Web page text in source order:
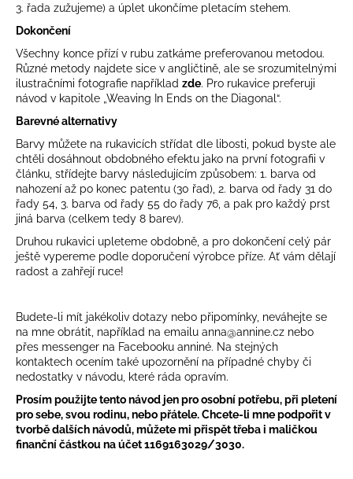
3. řada zužujeme) a úplet ukončíme pletacím stehem.
Dokončení
Všechny konce přízí v rubu zatkáme preferovanou metodou.
Různé metody najdete sice v angličtině, ale se srozumitelnými
ilustračními fotografie například zde. Pro rukavice preferuji
návod v kapitole „Weaving In Ends on the Diagonal“.
Barevné alternativy
Barvy můžete na rukavicích střídat dle libosti, pokud byste ale
chtěli dosáhnout obdobného efektu jako na první fotografii v
článku, střídejte barvy následujícím způsobem: 1. barva od
nahození až po konec patentu (30 řad), 2. barva od řady 31 do
řady 54, 3. barva od řady 55 do řady 76, a pak pro každý prst
jiná barva (celkem tedy 8 barev).
Druhou rukavici upleteme obdobně, a pro dokončení celý pár
ještě vypereme podle doporučení výrobce příze. Ať vám dělají
radost a zahřejí ruce!
Budete-li mít jakékoliv dotazy nebo připomínky, neváhejte se
na mne obrátit, například na emailu anna@annine.cz nebo
přes messenger na Facebooku anniné. Na stejných
kontaktech ocením také upozornění na případné chyby či
nedostatky v návodu, které ráda opravím.
Prosím použijte tento návod jen pro osobní potřebu, při pletení
pro sebe, svou rodinu, nebo přátele. Chcete-li mne podpořit v
tvorbě dalších návodů, můžete mi přispět třeba i maličkou
finanční částkou na účet 1169163029/3030.